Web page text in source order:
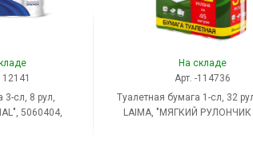
3-сл, 8 рул,
5060404,
На складе
Арт. -114736
Туалетная бумага 1-сл, 32
LAIMA, "МЯГКИЙ РУЛОНЧИК